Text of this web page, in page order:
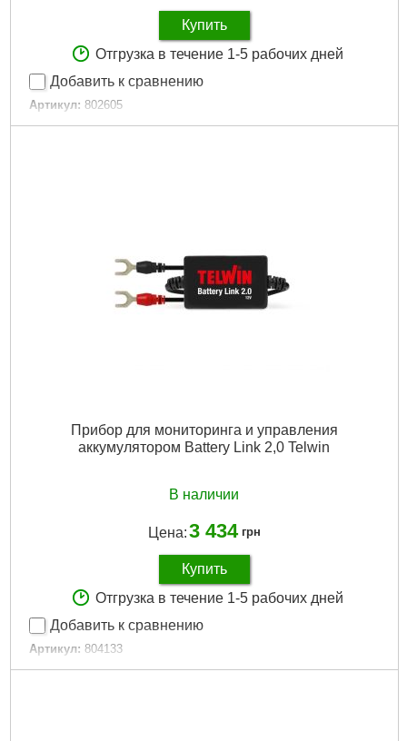
Купить
Отгрузка в течение 1-5 рабочих дней
Добавить к сравнению
Артикул: 802605
Код товара: 26.54.67
Прибор для мониторинга и управления
аккумулятором Battery Link 2,0 Telwin
В наличии
Цена:3 434 грн
Купить
Отгрузка в течение 1-5 рабочих дней
Добавить к сравнению
Артикул: 804133
Код товара: 27.47.96